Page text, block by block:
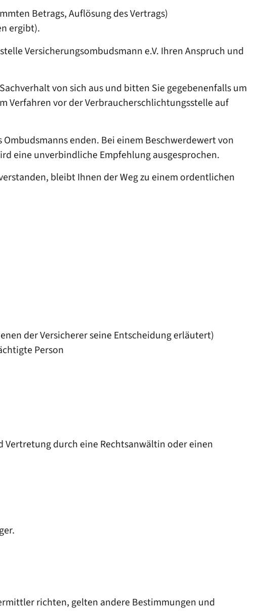
Betrags, Auflösung des Vertrags)
ergibt).
Versicherungsombudsmann e.V. Ihren Anspruch und
von sich ausund bitten Sie gegebenenfalls um
Verfahren vor der Verbraucherschlichtungsstelle auf
enden. Bei einem Beschwerdewert von
eine unverbindliche Empfehlung ausgesprochen.
bleibt Ihnen der Weg zu einem ordentlichen
der Versicherer seine Entscheidung erläutert)
Person
durch eine Rechtsanwältin oder einen
richten, gelten andere Bestimmungen und